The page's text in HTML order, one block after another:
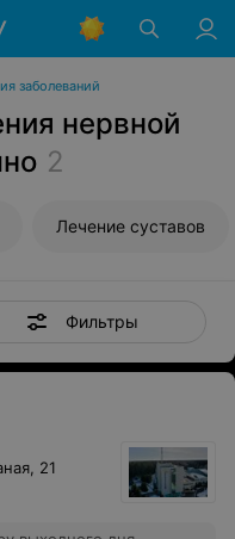
заболеваний
нервной
2
Лечение суставов
Фильтры
21